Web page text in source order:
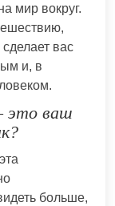
мир вокруг.
вас
и, в
это ваш
больше,